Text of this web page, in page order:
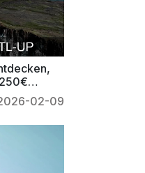
02-09